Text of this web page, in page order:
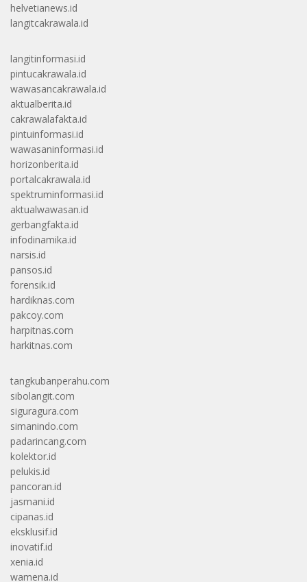
helvetianews.id
langitcakrawala.id
langitinformasi.id
pintucakrawala.id
wawasancakrawala.id
aktualberita.id
cakrawalafakta.id
pintuinformasi.id
wawasaninformasi.id
horizonberita.id
portalcakrawala.id
spektruminformasi.id
aktualwawasan.id
gerbangfakta.id
infodinamika.id
narsis.id
pansos.id
forensik.id
hardiknas.com
pakcoy.com
harpitnas.com
harkitnas.com
tangkubanperahu.com
sibolangit.com
siguragura.com
simanindo.com
padarincang.com
kolektor.id
pelukis.id
pancoran.id
jasmani.id
cipanas.id
eksklusif.id
inovatif.id
xenia.id
wamena.id